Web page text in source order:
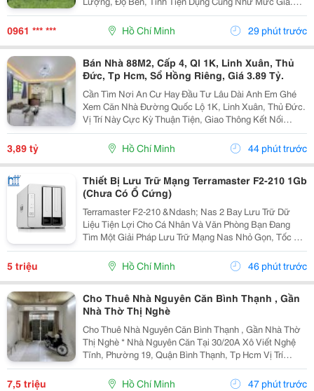
Thay Vì Chỉ Dựa Vào Quảng Cáo Hoặc Thông Tin Từ
Người Bán, Nhiều Người Có Xu Hướng Tìm Hiểu Thêm
Thông Tin...
0961 *** *** Hồ Chí Minh 29 phút trước
Bán Nhà 88M2, Cấp 4, Ql 1K, Linh Xuân, Thủ
Đức, Tp Hcm, Sổ Hồng Riêng, Giá 3.89 Tỷ.
Cần Tìm Nơi An Cư Hay Đầu Tư Lâu Dài Anh Em Ghé
Xem Căn Nhà Đường Quốc Lộ 1K, Linh Xuân, Thủ Đức.
Vị Trí Này Cực Kỳ Thuận Tiện, Giao Thông Kết Nối
Nhanh Chóng, Cực Kỳ Phù Hợp Cho Khách Mua Để Giữ
Tài Sản Hoặc Cho Thuê Đều Rất Ổn Định. Thông Tin...
3,89 tỷ Hồ Chí Minh 44 phút trước
Thiết Bị Lưu Trữ Mạng Terramaster F2-210 1Gb
(Chưa Có Ổ Cứng)
Terramaster F2-210 &Ndash; Nas 2 Bay Lưu Trữ Dữ
Liệu Tiện Lợi Cho Cá Nhân Và Văn Phòng Bạn Đang
Tìm Một Giải Pháp Lưu Trữ Mạng Nas Nhỏ Gọn, Tốc Độ
Ổn Định Và Hỗ Trợ Nhiều Tính Năng Sao Lưu?
Terramaster F2-210 Là Lựa Chọn Phù Hợp Cho Cá
Nhân, Gia...
5 triệu Hồ Chí Minh 46 phút trước
Cho Thuê Nhà Nguyên Căn Bình Thạnh , Gần
Nhà Thờ Thị Nghè
Cho Thuê Nhà Nguyên Căn Bình Thạnh , Gần Nhà Thờ
Thị Nghè * Nhà Nguyên Căn Tại 30/20A Xô Viết Nghệ
Tĩnh, Phường 19, Quận Bình Thạnh, Tp Hcm Vị Trí
Thuận Tiện, Khu Dân Cư Hiện Hữu, Di Chuyển Nhanh
Sang Trung Tâm. * Diện Tích 57M&Sup2; ( Ngang 4M,...
7,5 triệu Hồ Chí Minh 47 phút trước